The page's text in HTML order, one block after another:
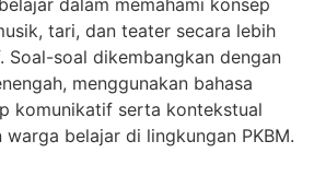
tari, dan teater secara lebih
Soal-soal dikembangkan dengan
menggunakan bahasa
komunikatif serta kontekstual
belajar di lingkungan PKBM.